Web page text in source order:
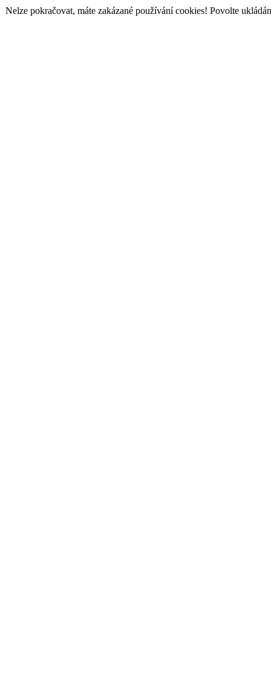
Nelze pokračovat, máte zakázané používání cookies! Povolte